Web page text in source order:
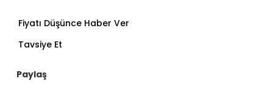
Fiyatı Düşünce Haber Ver
Tavsiye Et
Paylaş